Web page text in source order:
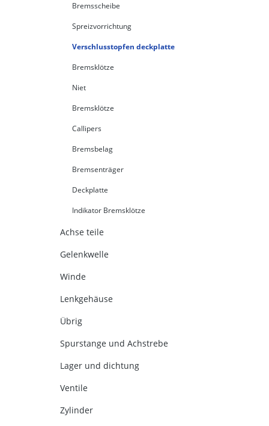
Bremsscheibe
Spreizvorrichtung
Verschlusstopfen deckplatte
Bremsklötze
Niet
Bremsklötze
Callipers
Bremsbelag
Bremsenträger
Deckplatte
Indikator Bremsklötze
Achse teile
Gelenkwelle
Winde
Lenkgehäuse
Übrig
Spurstange und Achstrebe
Lager und dichtung
Ventile
Zylinder